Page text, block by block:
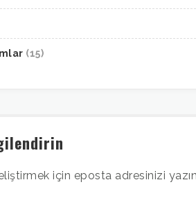
(15)
için eposta adresinizi